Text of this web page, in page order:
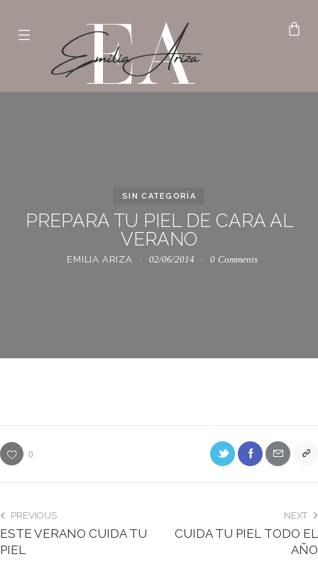
SIN CATEGORÍA
PREPARA TU PIEL DE CARA AL
VERANO
EMILIA ARIZA 02/06/2014 0 Comments
0
PREVIOUS
ESTE VERANO CUIDA TU
PIEL
NEXT
CUIDA TU PIEL TODO EL
AÑO